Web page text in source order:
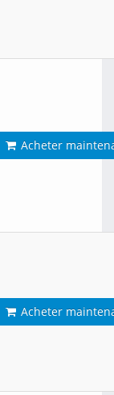
Acheter
Acheter